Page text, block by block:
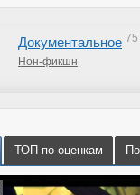
Документальное 75
Нон-фикшн
ТОП по оценкам